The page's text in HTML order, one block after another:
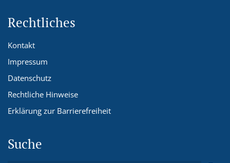
Rechtliches
Kontakt
Impressum
Datenschutz
Rechtliche Hinweise
Erklärung zur Barrierefreiheit
Suche